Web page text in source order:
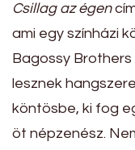
Csillag az égen
ami egy színházi
Bagossy Brothers
lesznek
köntösbe, ki fog
öt népzenész.